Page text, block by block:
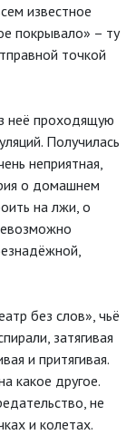
известное
покрывало» – ту
точкой
неё проходящую
Получилась
неприятная,
о домашнем
на лжи, о
без слов», чьё
затягивая
и притягивая.
какое другое.
не
и колетах.